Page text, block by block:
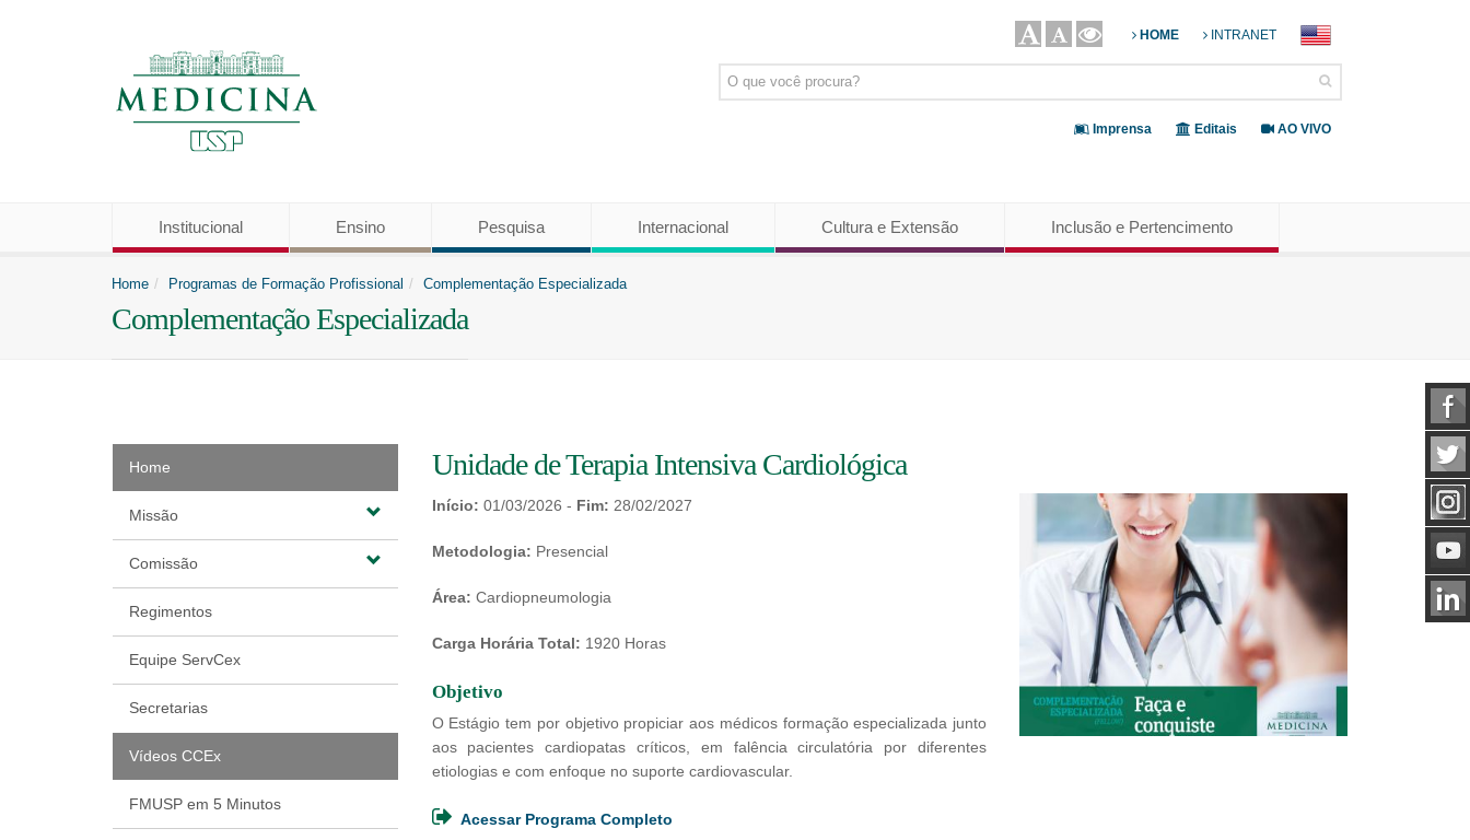
HOME INTRANET
Imprensa Editais AO VIVO
Institucional Ensino Pesquisa Internacional Cultura e Extensão Inclusão e Pertencimento
Home Programas de Formação Profissional Complementação Especializada
Complementação Especializada
Home
Missão
Comissão
Regimentos
Equipe ServCex
Secretarias
Vídeos CCEx
FMUSP em 5 Minutos
Unidade de Terapia Intensiva Cardiológica
Início: 01/03/2026 - Fim: 28/02/2027
Metodologia: Presencial
Área: Cardiopneumologia
Carga Horária Total: 1920 Horas
Objetivo
O Estágio tem por objetivo propiciar aos médicos formação especializada junto
aos pacientes cardiopatas críticos, em falência circulatória por diferentes
etiologias e com enfoque no suporte cardiovascular.
Acessar Programa Completo